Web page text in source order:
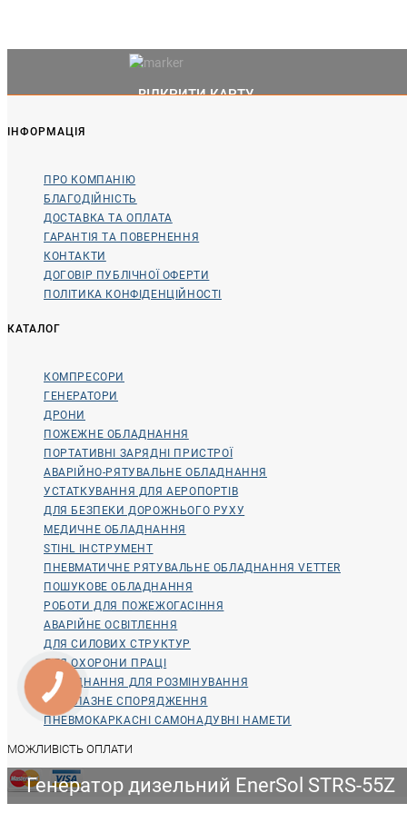
Генератор дизельний EnerSol STRS-55Z
ВІДКРИТИ КАРТУ
ІНФОРМАЦІЯ
ПРО КОМПАНІЮ
БЛАГОДІЙНІСТЬ
ДОСТАВКА ТА ОПЛАТА
ГАРАНТІЯ ТА ПОВЕРНЕННЯ
КОНТАКТИ
ДОГОВІР ПУБЛІЧНОЇ ОФЕРТИ
ПОЛІТИКА КОНФІДЕНЦІЙНОСТІ
КАТАЛОГ
КОМПРЕСОРИ
ГЕНЕРАТОРИ
ДРОНИ
ПОЖЕЖНЕ ОБЛАДНАННЯ
ПОРТАТИВНІ ЗАРЯДНІ ПРИСТРОЇ
АВАРІЙНО-РЯТУВАЛЬНЕ ОБЛАДНАННЯ
УСТАТКУВАННЯ ДЛЯ АЕРОПОРТІВ
ДЛЯ БЕЗПЕКИ ДОРОЖНЬОГО РУХУ
МЕДИЧНЕ ОБЛАДНАННЯ
STIHL ІНСТРУМЕНТ
ПНЕВМАТИЧНЕ РЯТУВАЛЬНЕ ОБЛАДНАННЯ VETTER
ПОШУКОВЕ ОБЛАДНАННЯ
РОБОТИ ДЛЯ ПОЖЕЖОГАСІННЯ
АВАРІЙНЕ ОСВІТЛЕННЯ
ДЛЯ СИЛОВИХ СТРУКТУР
ДЛЯ ОХОРОНИ ПРАЦІ
ОБЛАДНАННЯ ДЛЯ РОЗМІНУВАННЯ
ВОДОЛАЗНЕ СПОРЯДЖЕННЯ
ПНЕВМОКАРКАСНІ САМОНАДУВНІ НАМЕТИ
МОЖЛИВІСТЬ ОПЛАТИ